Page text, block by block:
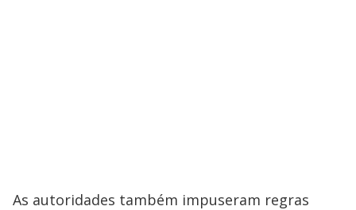
As autoridades também impuseram regras